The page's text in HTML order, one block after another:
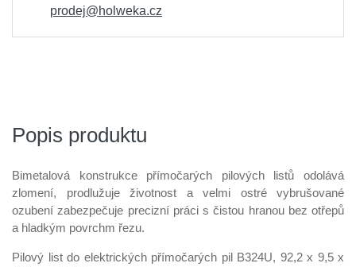
prodej@holweka.cz
Popis produktu
Bimetalová konstrukce přímočarých pilových listů odolává
zlomení, prodlužuje životnost a velmi ostré vybrušované
ozubení zabezpečuje precizní práci s čistou hranou bez otřepů
a hladkým povrchm řezu.
Pilový list do elektrických přímočarých pil B324U, 92,2 x 9,5 x